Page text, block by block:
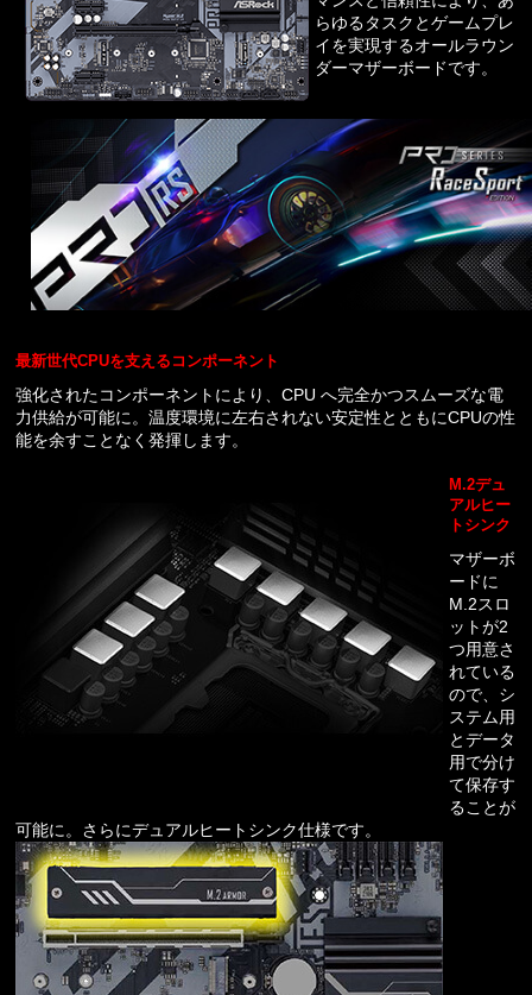
らゆるタスクとゲームプレ
イを実現するオールラウン
ダーマザーボードです。
最新世代CPUを支えるコンポーネント
強化されたコンポーネントにより、CPU へ完全かつスムーズな電
力供給が可能に。温度環境に左右されない安定性とともにCPUの性
能を余すことなく発揮します。
M.2デュ
アルヒー
トシンク
マザーボ
ードに
M.2スロ
ットが2
つ用意さ
れている
ので、シ
ステム用
とデータ
用で分け
て保存す
ることが
可能に。さらにデュアルヒートシンク仕様です。